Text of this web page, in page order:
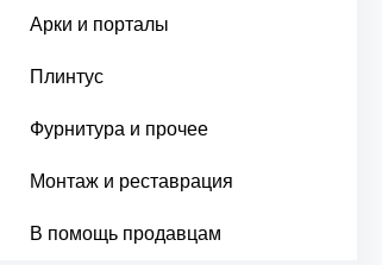
Арки и порталы
Плинтус
Фурнитура и прочее
Монтаж и реставрация
В помощь продавцам